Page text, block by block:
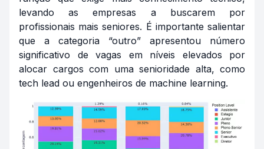
levando as empresas a buscarem por
profissionais mais seniores. É importante salientar
que a categoria “outro” apresentou número
significativo de vagas em níveis elevados por
alocar cargos com uma senioridade alta, como
tech lead ou engenheiros de machine learning.